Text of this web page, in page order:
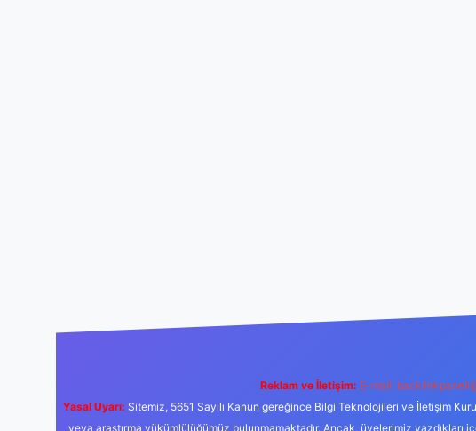
Reklam ve İletişim: E-mail:
Yasal Uyarı: Sitemiz, 5651 Sayılı Kanun gereğince Bilgi Teknolojileri ve İletişim
veya araştırma yükümlülüğümüz bulunmamaktadır. Ancak, üyelerimiz